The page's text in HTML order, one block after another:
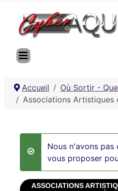
Accueil
Où Sortir -
Associations Artistiques
success
Nous n'avons pas
vous proposer
ASSOCIATIONS